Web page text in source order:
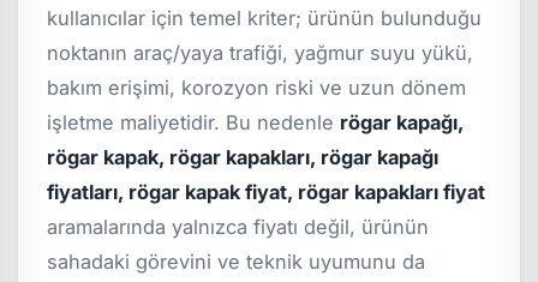
kullanıcılar için temel kriter; ürünün bulunduğu
noktanın araç/yaya trafiği, yağmur suyu yükü,
bakım erişimi, korozyon riski ve uzun dönem
işletme maliyetidir. Bu nedenle rögar kapağı,
rögar kapak, rögar kapakları, rögar kapağı
fiyatları, rögar kapak fiyat, rögar kapakları fiyat
aramalarında yalnızca fiyatı değil, ürünün
sahadaki görevini ve teknik uyumunu da